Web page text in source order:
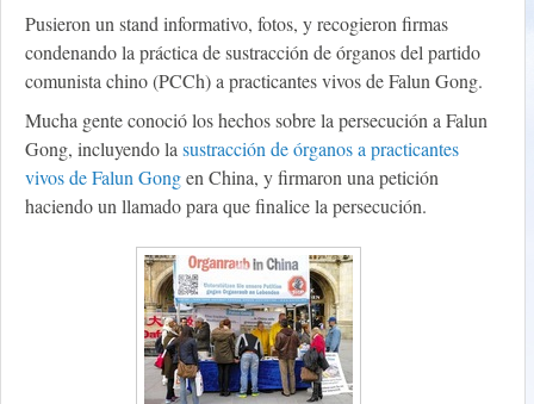
Pusieron un stand informativo, fotos, y recogieron firmas
condenando la práctica de sustracción de órganos del partido
comunista chino (PCCh) a practicantes vivos de Falun Gong.
Mucha gente conoció los hechos sobre la persecución a Falun
Gong, incluyendo lasustracción de órganos a practicantes
vivos de Falun Gongen China, y firmaron una petición
haciendo un llamado para que finalice la persecución.